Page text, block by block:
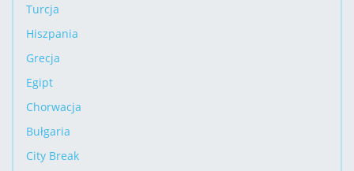
Turcja
Hiszpania
Grecja
Egipt
Chorwacja
Bułgaria
City Break